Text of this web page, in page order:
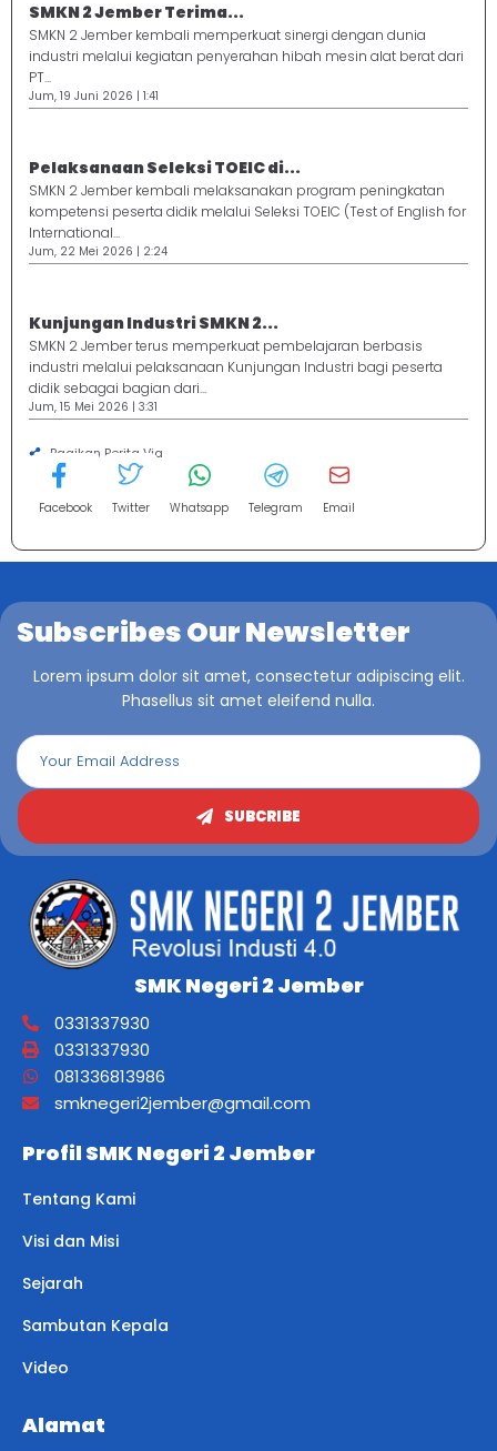
SMKN 2 Jember Terima...
SMKN 2 Jember kembali memperkuat sinergi dengan dunia
industri melalui kegiatan penyerahan hibah mesin alat berat dari
PT...
Jum, 19 Juni 2026 | 1:41
Pelaksanaan Seleksi TOEIC di...
SMKN 2 Jember kembali melaksanakan program peningkatan
kompetensi peserta didik melalui Seleksi TOEIC (Test of English for
International...
Jum, 22 Mei 2026 | 2:24
Kunjungan Industri SMKN 2...
SMKN 2 Jember terus memperkuat pembelajaran berbasis
industri melalui pelaksanaan Kunjungan Industri bagi peserta
didik sebagai bagian dari...
Jum, 15 Mei 2026 | 3:31
Bagikan Berita Via
Facebook Twitter Whatsapp Telegram Email
Subscribes Our Newsletter
Lorem ipsum dolor sit amet, consectetur adipiscing elit.
Phasellus sit amet eleifend nulla.
SUBCRIBE
SMK Negeri 2 Jember
0331337930
0331337930
081336813986
smknegeri2jember@gmail.com
Profil SMK Negeri 2 Jember
Tentang Kami
Visi dan Misi
Sejarah
Sambutan Kepala
Video
Alamat